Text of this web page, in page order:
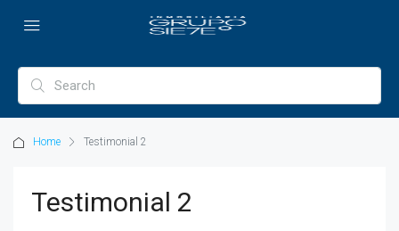
Home Testimonial 2
Testimonial 2